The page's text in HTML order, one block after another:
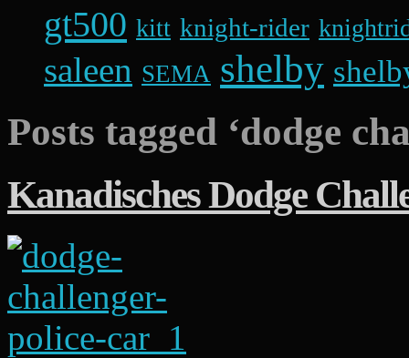
gt500 kitt knight-rider
saleen SEMA shelby
Posts tagged ‘dodge
Kanadisches Dodge